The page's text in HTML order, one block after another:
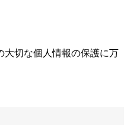
大切な個人情報の保護に万